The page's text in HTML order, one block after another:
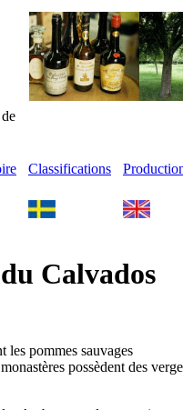
Classifications
Calvados
les pommes sauvages
possèdent des